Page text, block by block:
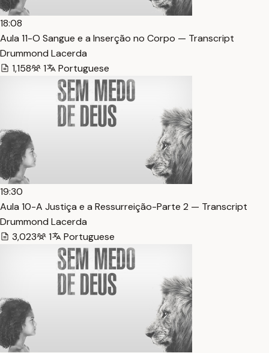
18:08
Aula 11-O Sangue e a Inserção no Corpo — Transcript
Drummond Lacerda
1,158
1 Portuguese
19:30
Aula 10-A Justiça e a Ressurreição-Parte 2 — Transcript
Drummond Lacerda
3,023
1 Portuguese